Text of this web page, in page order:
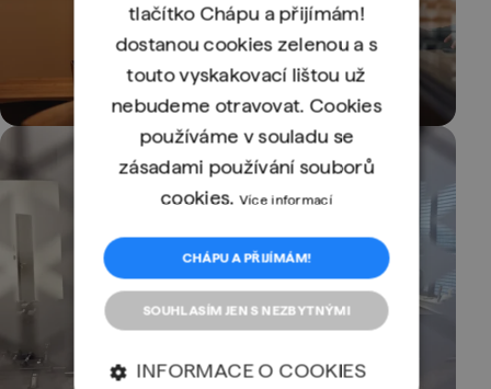
tlačítko Chápu a přijímám!
dostanou cookies zelenou a s
touto vyskakovací lištou už
nebudeme otravovat. Cookies
používáme v souladu se
zásadami používání souborů
cookies.Více informací
CHÁPU A PŘIJÍMÁM!
SOUHLASÍM JEN S NEZBYTNÝMI
INFORMACE O COOKIES